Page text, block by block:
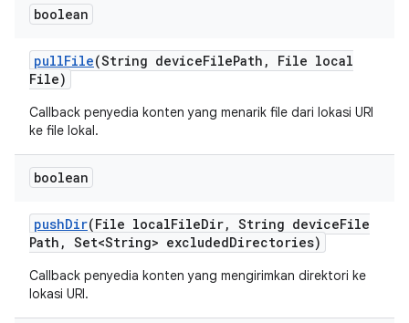
boolean
pullFile(String deviceFilePath ,
File local
File)
Callback penyedia konten yang menarik file dari lokasi URI
ke file lokal.
boolean
pushDir(File localFileDir, String deviceFile
Path , Set<String> excludedDirectories)
Callback penyedia konten yang mengirimkan direktori ke
lokasi URI.